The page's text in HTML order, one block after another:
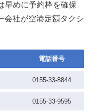
早めに予約枠を確保
会社が空港定額タクシ
電話番号
0155-33-8844
0155-33-9595